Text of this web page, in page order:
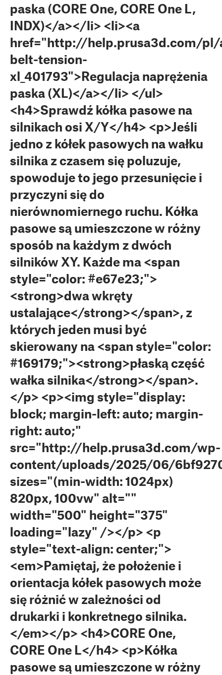
paska (CORE One, CORE One L,
INDX)</a></li> <li><a
href="http://help.prusa3d.com/
belt-tension-
xl_401793">Regulacja naprężenia
paska (XL)</a></li> </ul>
<h4>Sprawdź kółka pasowe na
silnikach osi X/Y</h4> <p>Jeśli
jedno z kółek pasowych na wałku
silnika z czasem się poluzuje,
spowoduje to jego przesunięcie i
przyczyni się do
nierównomiernego ruchu. Kółka
pasowe są umieszczone w różny
sposób na każdym z dwóch
silników XY. Każde ma <span
style="color: #e67e23;">
<strong>dwa wkręty
ustalające</strong></span>, z
których jeden musi być
skierowany na <span style="color:
#169179;"><strong>płaską część
wałka silnika</strong></span>.
</p> <p><img style="display:
block; margin-left: auto; margin-
right: auto;"
src="http://help.prusa3d.com/wp-
content/uploads/2025/06/
sizes="(min-width: 1024px)
820px, 100vw" alt=""
width="500" height="375"
loading="lazy" /></p> <p
style="text-align: center;">
<em>Pamiętaj, że położenie i
orientacja kółek pasowych może
się różnić w zależności od
drukarki i konkretnego silnika.
</em></p> <h4>CORE One,
CORE One L</h4> <p>Kółka
pasowe są umieszczone w różny